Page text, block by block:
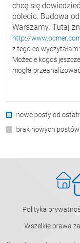
chcę się
polecic. Budowa
Warszamy. Tutaj
http://
z tego co
Możecie kogoś
mogła
nowe posty od
brak nowych
Polityka
Wszelkie prawa